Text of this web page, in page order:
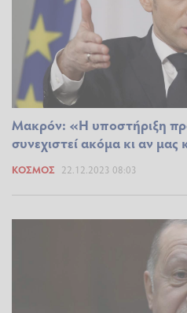
Μακρόν: «Η υποστήριξη
συνεχιστεί ακόμα κι αν μας
ΚΌΣΜΟΣ 22.12.2023 08:03